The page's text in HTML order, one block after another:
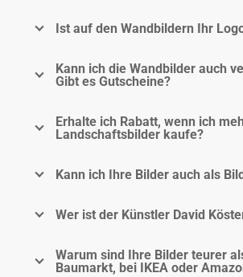
Ist auf den Wandbildern Ihr
Kann ich die Wandbilder auch
Gibt es Gutscheine?
Erhalte ich Rabatt, wenn ich
Landschaftsbilder kaufe?
Kann ich Ihre Bilder auch als
Wer ist der Künstler David
Warum sind Ihre Bilder teurer
Baumarkt, bei IKEA oder